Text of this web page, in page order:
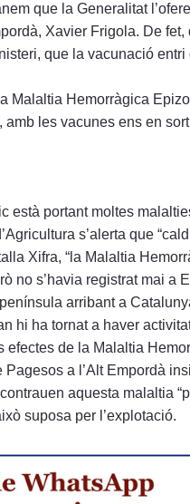
que la Generalitat
Xavier Frigola. De
que la vacunació entri
Malaltia Hemorràgica
amb les vacunes ens en
està portant moltes
s’alerta que
Xifra, “la Malaltia
no s’havia registrat mai a
arribant a
hi ha tornat a haver
efectes de la Malaltia
a l’Alt Empordà
aquesta malaltia
suposa per l’explotació.